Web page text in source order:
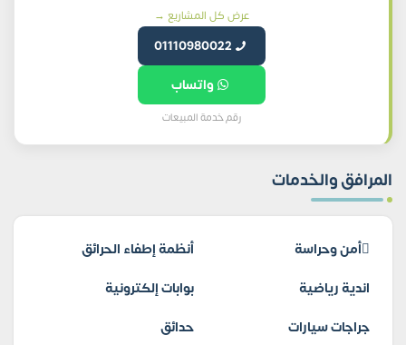
عرض كل المشاريع →
01110980022
واتساب
رقم خدمة المبيعات
المرافق والخدمات
أمن وحراسة
أنظمة إطفاء الحرائق
اندية رياضية
بوابات إلكترونية
جراجات سيارات
حدائق